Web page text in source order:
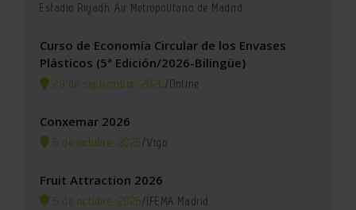
Estadio Riyadh Air Metropolitano de Madrid
Curso de Economía Circular de los Envases
Plásticos (5ª Edición/2026-Bilingüe)
29 de septiembre, 2026/Online
Conxemar 2026
6 de octubre, 2026/Vigo
Fruit Attraction 2026
6 de octubre, 2026/ IFEMA Madrid